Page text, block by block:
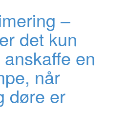
–
det kun
en
når
døre er